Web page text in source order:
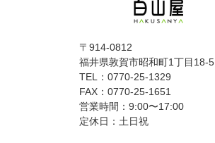
〒914-0812
福井県敦賀市昭和町1丁目18-5
TEL：0770-25-1329
FAX：0770-25-1651
営業時間：9:00〜17:00
定休日：土日祝